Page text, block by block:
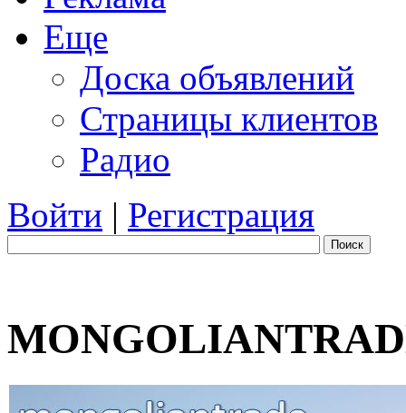
Еще
Доска объявлений
Страницы клиентов
Радио
Войти | Регистрация
Поиск